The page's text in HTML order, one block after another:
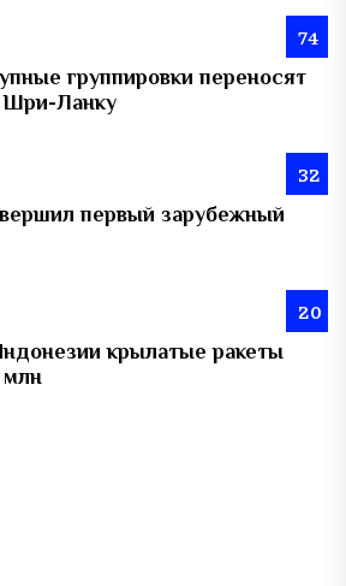
74
группировки переносят
Шри-Ланку
32
первый зарубежный
20
крылатые ракеты
млн